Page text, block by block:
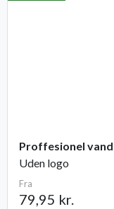
Uden logo
Fra
79,95 kr.